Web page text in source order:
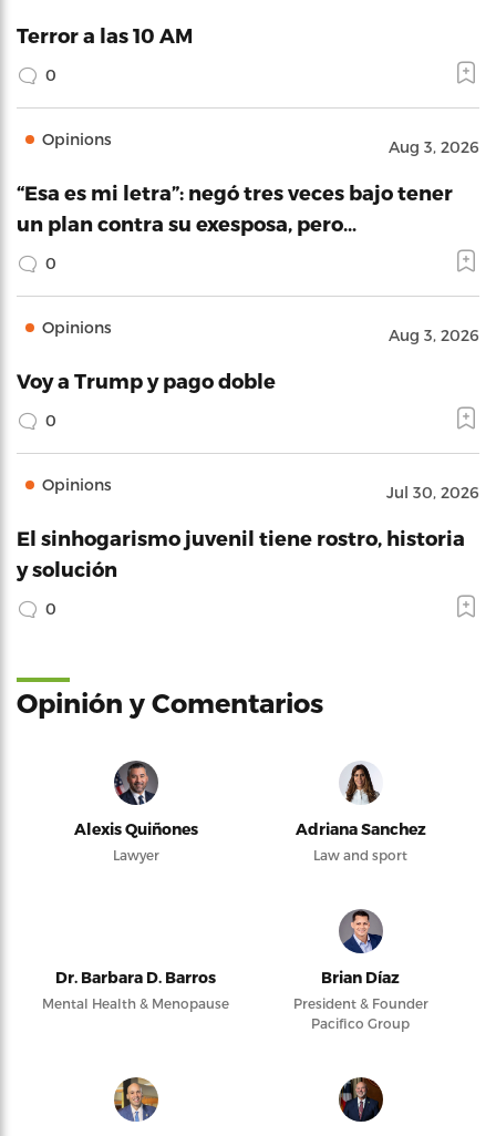
Terror a las 10 AM
0
Opinions Aug 3, 2026
“Esa es mi letra”: negó tres veces bajo tener
un plan contra su exesposa, pero…
0
Opinions Aug 3, 2026
Voy a Trump y pago doble
0
Opinions Jul 30, 2026
El sinhogarismo juvenil tiene rostro, historia
y solución
0
Opinión y Comentarios
Alexis Quiñones
Lawyer
Adriana Sanchez
Law and sport
Dr. Barbara D. Barros
Mental Health & Menopause
Brian Díaz
President & Founder
Pacifico Group